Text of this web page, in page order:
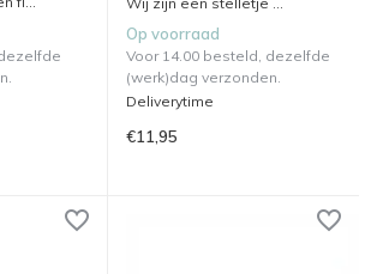
Op voorraad
Voor 14.00 besteld, dezelfde
(werk)dag verzonden.
Deliverytime
€11,95